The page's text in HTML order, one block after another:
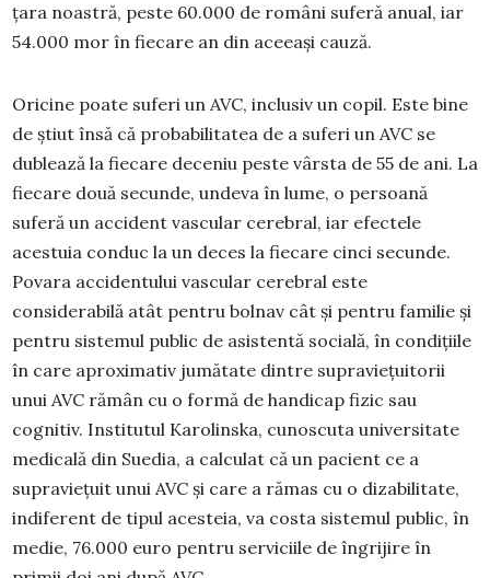
țara noastră, peste 60.000 de români suferă anual, iar
54.000 mor în fiecare an din aceeași cauză.
Oricine poate suferi un AVC, inclusiv un copil. Este bine
de știut însă că probabilitatea de a suferi un AVC se
dublează la fiecare deceniu peste vârsta de 55 de ani. La
fiecare două secunde, undeva în lume, o persoană
suferă un accident vascular cerebral, iar efectele
acestuia conduc la un deces la fiecare cinci secunde.
Povara accidentului vascular cerebral este
considerabilă atât pentru bolnav cât și pentru familie și
pentru sistemul public de asistentă socială, în condițiile
în care aproximativ jumătate dintre supraviețuitorii
unui AVC rămân cu o formă de handicap fizic sau
cognitiv. Institutul Karolinska, cunoscuta universitate
medicală din Suedia, a calculat că un pacient ce a
supraviețuit unui AVC și care a rămas cu o dizabilitate,
indiferent de tipul acesteia, va costa sistemul public, în
medie, 76.000 euro pentru serviciile de îngrijire în